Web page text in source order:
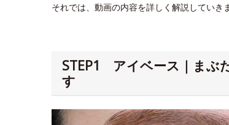
それでは、動画の内容を詳しく解説していきま
STEP1 アイベース｜まぶ
す